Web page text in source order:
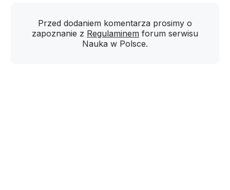
Przed dodaniem komentarza prosimy o
zapoznanie z Regulaminem forum serwisu
Nauka w Polsce.